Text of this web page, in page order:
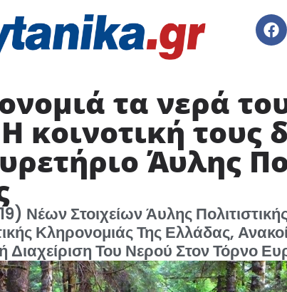
τα νερά
κοινοτική τους
Άυλης
Νέων Στοιχείων Άυλης
Κληρονομιάς Της Ελλάδας,
Διαχείριση Του Νερού Στον Τόρνο